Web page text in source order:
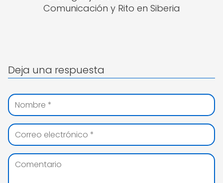
Comunicación y Rito en Siberia
Deja una respuesta